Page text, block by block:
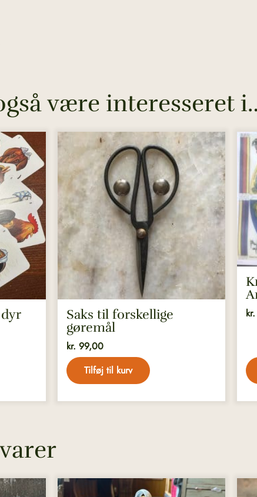
være interesseret
Saks til forskellige
gøremål
kr. 99,00
Tilføj til kurv
kr.